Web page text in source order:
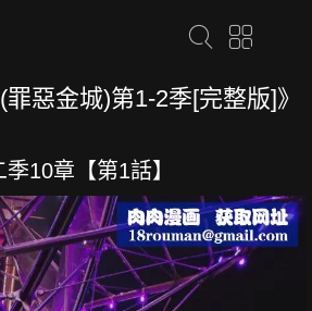
罪惡金城)第1-2季[完整版]》
季10章【第1話】